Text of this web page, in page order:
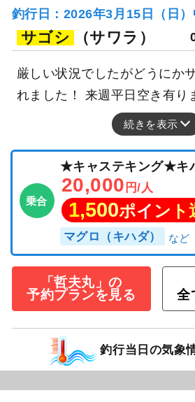
釣行日：2026年3月15日（日）
サゴシ （サワラ）
厳しい状況でしたがどうにか
れました！ 来週平日空き有り
続きを表示
乗合
★キャステキング★キ
20,000 円/人
1,500ポイント
マグロ（キハダ）
「哲夫丸」の
予約プランを見る
全
釣行当日の気象